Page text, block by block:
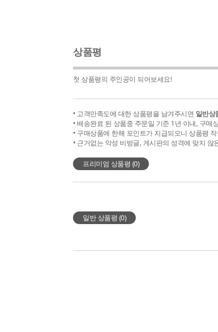
상품평
첫 상품평의 주인공이 되어보세요!
• 고객만족도에 대한 상품평을 남겨주시면 일반상
• 배송완료 된 상품중 주문일 기준 1년 이내, 구매
• 구매상품에 한해 포인트가 지급되오니 상품평
• 근거없는 악성 비방글, 게시판의 성격에 맞지
프리미엄 상품평 (0)
일반 상품평 (0)